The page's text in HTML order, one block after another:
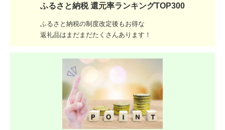
ふるさと納税 還元率ランキングTOP300
ふるさと納税の制度改定後もお得な
返礼品はまだまだたくさんあります！